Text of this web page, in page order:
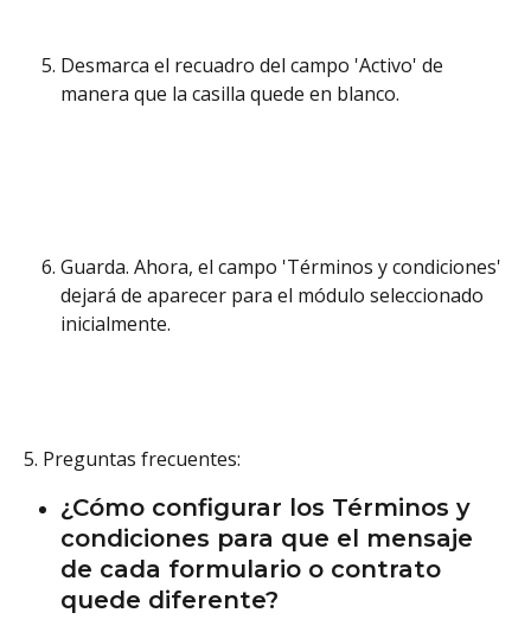
Desmarca el recuadro del campo 'Activo' de
manera que la casilla quede en blanco.
Guarda. Ahora, el campo 'Términos y condiciones'
dejará de aparecer para el módulo seleccionado
inicialmente.
5. Preguntas frecuentes:
¿Cómo configurar los Términos y
condiciones para que el mensaje
de cada formulario o contrato
quede diferente?